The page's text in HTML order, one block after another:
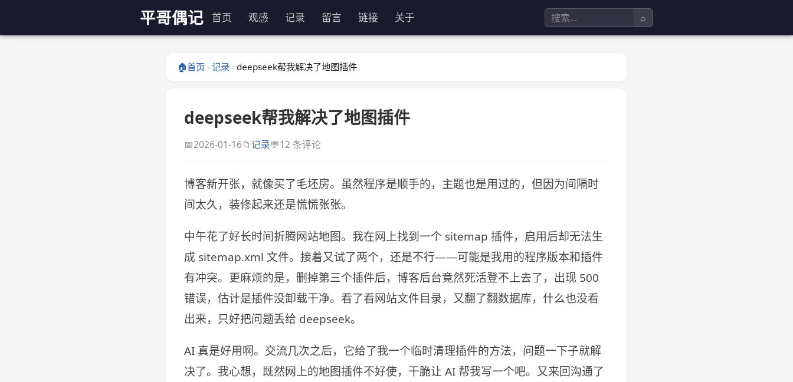
平哥偶记 首页 观感 记录 留言 链接 关于 ⌕
🏠首页 › 记录 › deepseek帮我解决了地图插件
deepseek帮我解决了地图插件
📅2026-01-16📁记录💬12 条评论
博客新开张，就像买了毛坯房。虽然程序是顺手的，主题也是用过的，但因为间隔时
间太久，装修起来还是慌慌张张。
中午花了好长时间折腾网站地图。我在网上找到一个 sitemap 插件，启用后却无法生
成 sitemap.xml 文件。接着又试了两个，还是不行——可能是我用的程序版本和插件
有冲突。更麻烦的是，删掉第三个插件后，博客后台竟然死活登不上去了，出现 500
错误，估计是插件没卸载干净。看了看网站文件目录，又翻了翻数据库，什么也没看
出来，只好把问题丢给 deepseek。
AI 真是好用啊。交流几次之后，它给了我一个临时清理插件的方法，问题一下子就解
决了。我心想，既然网上的地图插件不好使，干脆让 AI 帮我写一个吧。又来回沟通了